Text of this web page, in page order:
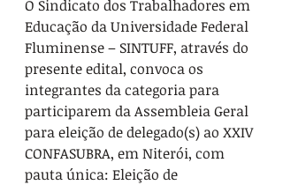
O Sindicato dos Trabalhadores em
Educação da Universidade Federal
Fluminense – SINTUFF, através do
presente edital, convoca os
integrantes da categoria para
participarem da Assembleia Geral
para eleição de delegado(s) ao XXIV
CONFASUBRA, em Niterói, com
pauta única: Eleição de